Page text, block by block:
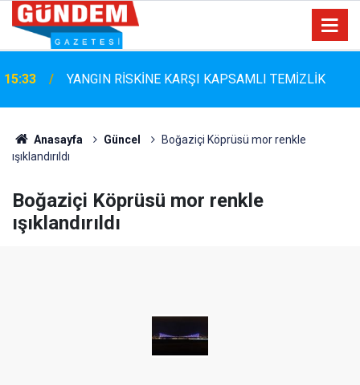
YANGIN RİSKİNE KARŞI KAPSAMLI TEMİZLİK
15:06
Marmaris Belediyespor'da Altyapıya Güçlü Takviye:
Mustafa Çolakoğlu ile Sözleşme İmzalandı
Anasayfa Güncel
Boğaziçi Köprüsü mor renkle
ışıklandırıldı
Boğaziçi Köprüsü mor renkle
ışıklandırıldı